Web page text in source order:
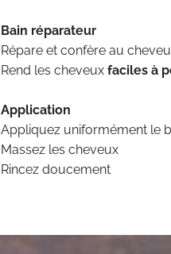
Bain réparateur
Répare et confère au
Rend les cheveux faciles à
Application
Appliquez uniformément le
Massez les cheveux
Rincez doucement